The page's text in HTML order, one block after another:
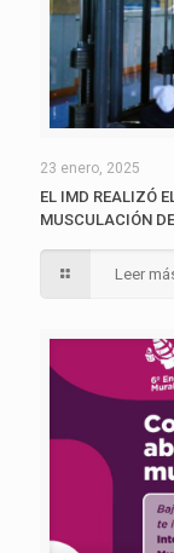
23 enero, 2025
EL IMD REALIZÓ
MUSCULACIÓN
Leer